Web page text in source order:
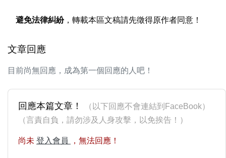
避免法律糾紛，轉載本區文稿請先徵得原作者同意！
文章回應
目前尚無回應，成為第一個回應的人吧！
回應本篇文章！
（以下回應不會連結到FaceBook）
（言責自負，請勿涉及人身攻擊，以免挨告！）
尚未 登入會員 ，無法回應！